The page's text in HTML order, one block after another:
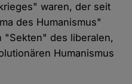
waren, der seit
des Humanismus"
"Sekten" des liberalen,
Humanismus